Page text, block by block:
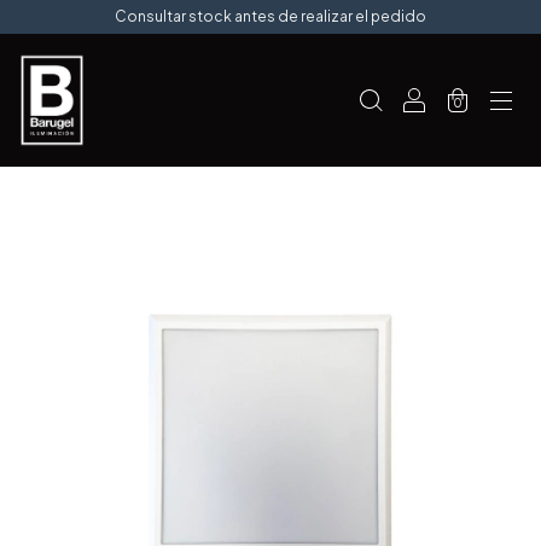
Consultar stock antes de realizar el pedido
0